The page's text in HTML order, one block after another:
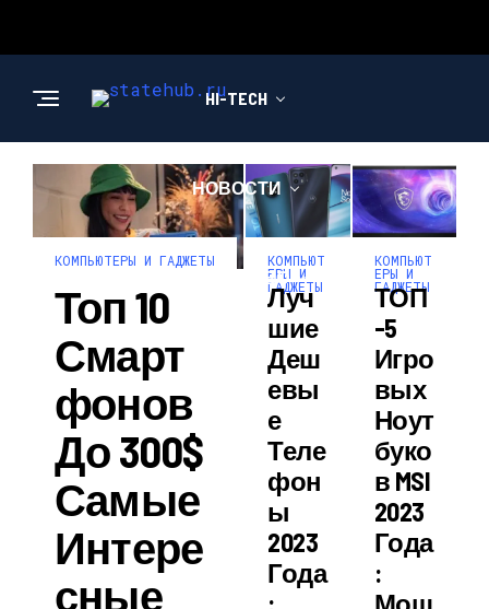
HI-TECH
НОВОСТИ
ОБЩЕСТВО
КОМПЬЮТЕРЫ И ГАДЖЕТЫ
Топ 10
Смарт
Фонов
До 300$
Самые
Интере
Сные
КОМПЬЮТ
ЕРЫ И
ГАДЖЕТЫ
Луч
Шие
Деш
Евы
Е
Теле
Фон
Ы
2023
Года
:
КОМПЬЮТ
ЕРЫ И
ГАДЖЕТЫ
ТОП
-5
Игро
Вых
Ноут
Буко
В MSI
2023
Года
:
Мощ